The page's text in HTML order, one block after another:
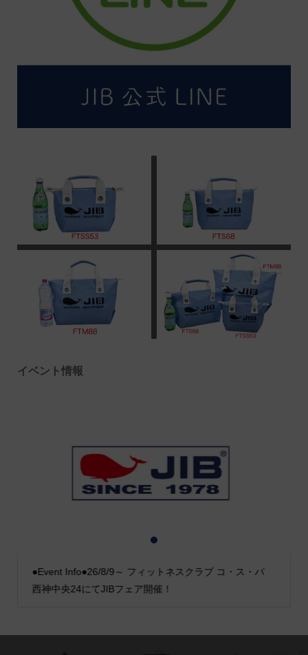
イベント情報
●Event Info●26/8/9～ フィットネスクラブ コ・ス・パ
西神中央24にてJIBフェア開催！
2